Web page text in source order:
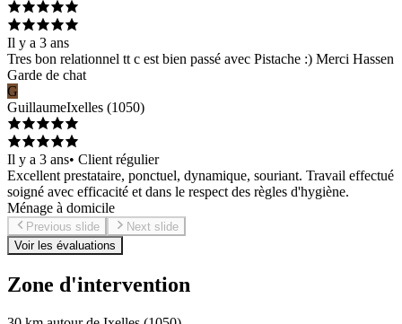
Il y a 3 ans
Tres bon relationnel tt c est bien passé avec Pistache :) Merci Hassen
Garde de chat
G
GuillaumeIxelles (1050)
Il y a 3 ans• Client régulier
Excellent prestataire, ponctuel, dynamique, souriant. Travail effectué
soigné avec efficacité et dans le respect des règles d'hygiène.
Ménage à domicile
Previous slide
Next slide
Voir les évaluations
Zone d'intervention